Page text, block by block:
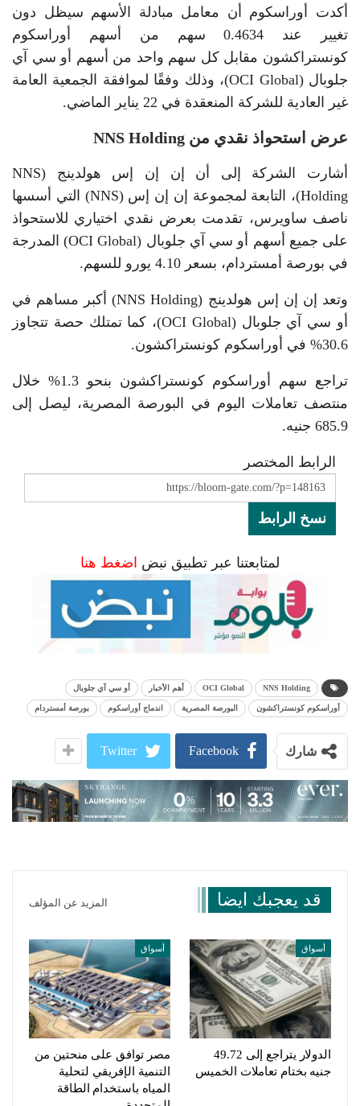
أكدت أوراسكوم أن معامل مبادلة الأسهم سيظل دون
تغيير عند 0.4634 سهم من أسهم أوراسكوم
كونستراكشون مقابل كل سهم واحد من أسهم أو سي آي
جلوبال (OCI Global)، وذلك وفقًا لموافقة الجمعية العامة
غير العادية للشركة المنعقدة في 22 يناير الماضي.
عرض استحواذ نقدي من NNS Holding
أشارت الشركة إلى أن إن إن إس هولدينج (NNS
Holding)، التابعة لمجموعة إن إن إس (NNS) التي أسسها
ناصف ساويرس، تقدمت بعرض نقدي اختياري للاستحواذ
على جميع أسهم أو سي آي جلوبال (OCI Global) المدرجة
في بورصة أمستردام، بسعر 4.10 يورو للسهم.
وتعد إن إن إس هولدينج (NNS Holding) أكبر مساهم في
أو سي آي جلوبال (OCI Global)، كما تمتلك حصة تتجاوز
30.6% في أوراسكوم كونستراكشون.
تراجع سهم أوراسكوم كونستراكشون بنحو 1.3% خلال
منتصف تعاملات اليوم في البورصة المصرية، ليصل إلى
685.9 جنيه.
الرابط المختصر
نسخ الرابط
لمتابعتنا عبر تطبيق نبض اضغط هنا
NNS Holding
OCI Global أهم الأخبار أو سي آي جلوبال
أوراسكوم كونستراكشون البورصة المصرية اندماج أوراسكوم بورصة أمستردام
شارك Facebook
Twitter
قد يعجبك ايضا المزيد عن المؤلف
أسواق
الدولار يتراجع إلى 49.72
جنيه بختام تعاملات الخميس
أسواق
مصر توافق على منحتين من
التنمية الإفريقي لتحلية
المياه باستخدام الطاقة